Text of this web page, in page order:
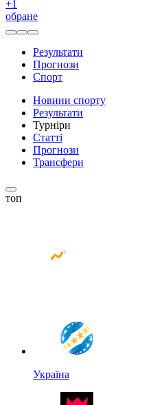
+1
обране
Результати
Прогнози
Спорт
Новини спорту
Результати
Турніри
Статті
Прогнози
Трансфери
топ
Україна